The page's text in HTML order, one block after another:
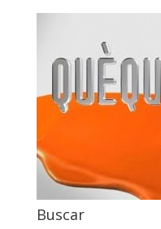
Buscar